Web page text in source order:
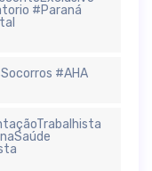
#Paraná
#AHA